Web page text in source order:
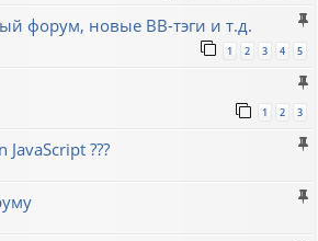
форум, новые BB-тэги и т.д.
1 2 3 4 5
1 2 3
???